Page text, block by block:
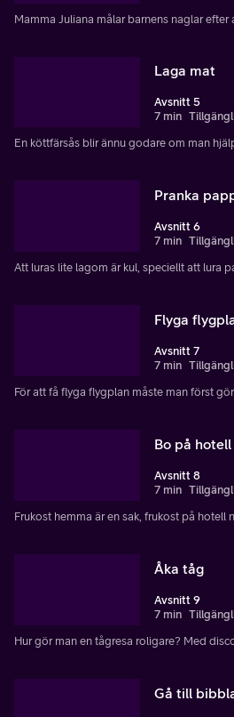
Mamma Juliana målar barnens naglar efter
Laga mat
Avsnitt 5
7 min
En köttfärsås blir ännu godare om man
Pranka
Avsnitt 6
7 min
Att luras lite lagom är kul, speciellt att lura
Flyga
Avsnitt 7
7 min
För att få flyga flygplan måste man först
Bo på hotell
Avsnitt 8
7 min
Frukost hemma är en sak, frukost på hotell
Åka tåg
Avsnitt 9
7 min
Hur gör man en tågresa roligare? Med
Gå till